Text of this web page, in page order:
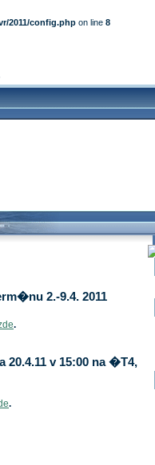
2011/config.php on line 8
2.-9.4. 2011
.
v 15:00 na �T4,
.